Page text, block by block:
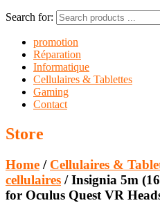
Search for:
promotion
Réparation
Informatique
Cellulaires & Tablettes
Gaming
Contact
Store
Home / Cellulaires &
cellulaires / Insignia 5m
for Oculus Quest VR